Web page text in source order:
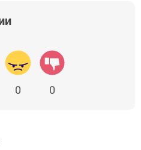
0 0